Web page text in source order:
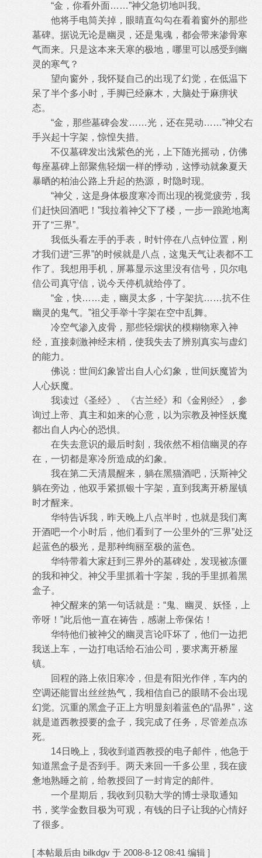
“金，你看外面……”神父急切地叫我。
他将手电筒关掉，眼睛直勾勾在看着窗外的那些
墓碑。据说无论是幽灵，还是鬼魂，都会带来渗骨寒
气而来。只是这本来天寒的极地，哪里可以感受到幽
灵的寒气？
望向窗外，我怀疑自己的出现了幻觉，在低温下
呆了半个多小时，手脚已经麻木，大脑处于麻痹状
态。
“金，那些墓碑会发……光，还在晃动……”神父右
手兴起十字架，惊惶失措。
不仅墓碑发出浅紫色的光，上下随光摇动，仿佛
每座墓碑上部聚焦轻烟一样的悸动，这悸动就象夏天
暴晒的柏油公路上升起的热源，时隐时现。
“神父，这是身体极度寒冷而出现的视觉疲劳，我
们赶快回酒吧！”我拉着神父下了楼，一步一踉跄地离
开了“三界”。
我低头看左手的手表，时针停在八点钟位置，刚
才我们进“三界”的时候就是八点，这鬼天气让表都不工
作了。我想用手机，屏幕显示这里没有信号，贝尔电
信公司真守信，说今天停机就给停了。
“金，快……走，幽灵太多，十字架抗……抗不住
幽灵的鬼气。”祖父手举十字架在空中乱舞。
冷空气渗入皮骨，那些轻烟状的模糊物寒入神
经，直接刺激神经末梢，使我失去了辨别真实与虚幻
的能力。
佛说：世间幻象皆出自人心幻象，世间妖魔皆为
人心妖魔。
我读过《圣经》、《古兰经》和《金刚经》，参
询过上帝、真主和如来的心意，以为宗教及神怪妖魔
都出自人内心的恐惧。
在失去意识的最后时刻，我依然不相信幽灵的存
在，一切都是寒冷所造成的幻象。
我在第二天清晨醒来，躺在黑猫酒吧，沃斯神父
躺在旁边，他双手紧抓银十字架，直到我离开桥屋镇
时才醒来。
华特告诉我，昨天晚上八点半时，也就是我们离
开酒吧一个小时后，他们看到了一公里外的“三界”处泛
起蓝色的极光，是那种绚丽至极的蓝色。
华特带着大家赶到三界外的墓碑处，发现被冻僵
的我和神父。神父手里抓着十字架，我的手里抓着黑
盒子。
神父醒来的第一句话就是：“鬼、幽灵、妖怪，上
帝呀！”此后他一直在祷告，感谢上帝保佑！
华特他们被神父的幽灵言论吓坏了，他们一边把
我送上车，一边打电话给石油公司，要求离开桥屋
镇。
回程的路上依旧寒冷，但是有阳光作伴，车内的
空调还能冒出丝丝热气，我相信自己的眼睛不会出现
幻觉。沉重的黑盒子正上方明显刻着蓝色的“晶界”，这
就是道西教授要的盒子，我完成了任务，尽管差点冻
死。
14日晚上，我收到道西教授的电子邮件，他急于
知道黑盒子是否到手。两天来回一千多公里，我在疲
惫地熟睡之前，给教授回了一封肯定的邮件。
一个星期后，我收到贝勒大学的博士录取通知
书，奖学金数目极为可观，有钱的日子让我的心情好
了很多。
[ 本帖最后由 bilkdgv 于 2008-8-12 08:41 编辑 ]